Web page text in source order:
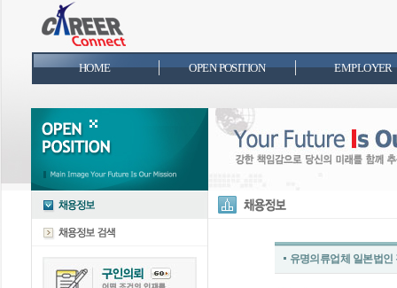
HOME OPEN POSITION EMPLOYER
유명의류업체 일본법